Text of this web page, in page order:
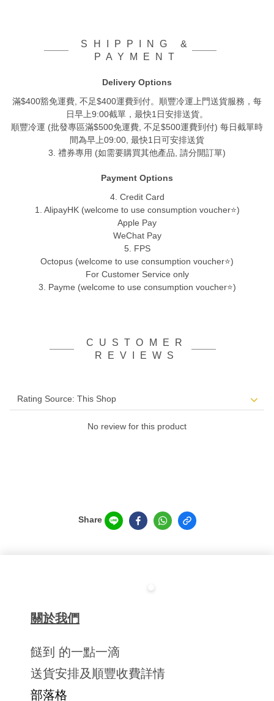
SHIPPING &
PAYMENT
Delivery Options
滿$400豁免運費, 不足$400運費到付。順豐冷運上門送貨服務，每
日早上9:00截單，最快1日安排送貨。
順豐冷運 (批發專區滿$500免運費, 不足$500運費到付) 每日截單時
間為早上09:00, 最快1日可安排送貨
3. 禮券專用 (如需要購買其他產品, 請分開訂單)
Payment Options
4. Credit Card
1. AlipayHK (welcome to use consumption voucher⭐)
Apple Pay
WeChat Pay
5. FPS
Octopus (welcome to use consumption voucher⭐)
For Customer Service only
3. Payme (welcome to use consumption voucher⭐)
CUSTOMER
REVIEWS
No review for this product
Share
關於我們
餸到 的一點一滴
送貨安排及順豐收費詳情
部落格